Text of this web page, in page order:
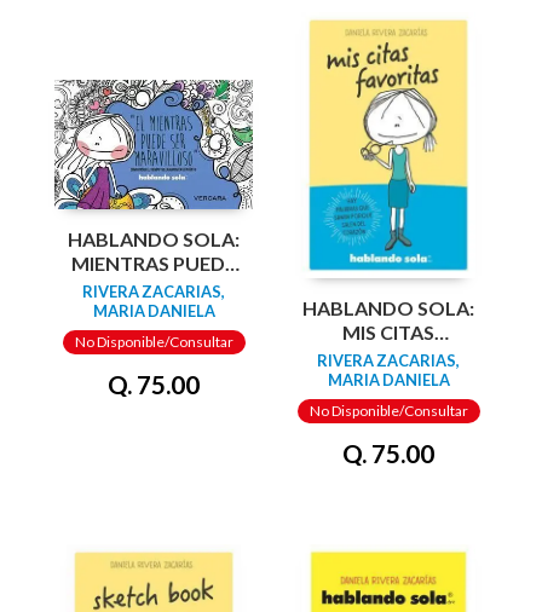
HABLANDO SOLA:
MIENTRAS PUEDE
SER MARAVILLOSO
RIVERA ZACARIAS,
MARIA DANIELA
No Disponible/Consultar
Q. 75.00
HABLANDO SOLA:
MIS CITAS
FAVORITAS
RIVERA ZACARIAS,
MARIA DANIELA
No Disponible/Consultar
Q. 75.00